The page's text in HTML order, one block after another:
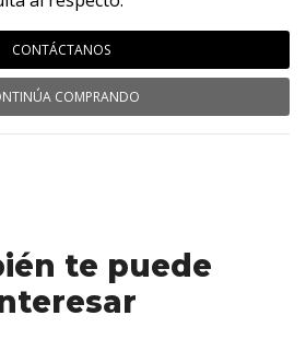
CONTÁCTANOS
COMPRANDO
te puede